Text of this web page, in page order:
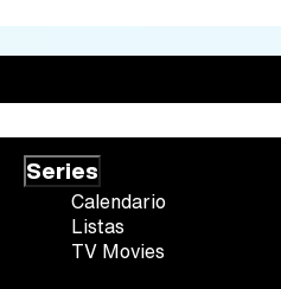
Series
Calendario
Listas
TV Movies